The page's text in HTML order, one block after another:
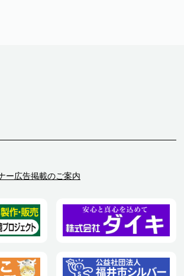
ー広告掲載のご案内